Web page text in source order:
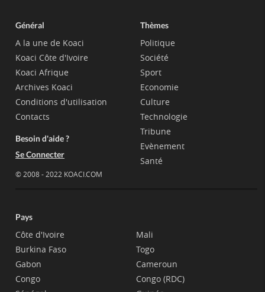
Général
A la une de Koaci
Koaci Côte d'Ivoire
Koaci Afrique
Archives Koaci
Conditions d'utilisation
Contacts
Besoin d'aide ?
Se Connecter
© 2008 - 2022 KOACI.COM
Thèmes
Politique
Société
Sport
Economie
Culture
Technologie
Tribune
Evènement
Santé
Pays
Côte d'Ivoire
Burkina Faso
Gabon
Congo
Mali
Togo
Cameroun
Congo (RDC)